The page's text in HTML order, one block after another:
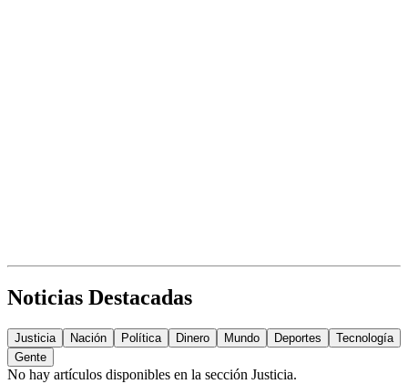
Noticias Destacadas
Justicia Nación Política Dinero Mundo Deportes
Tecnología
Gente
No hay artículos disponibles en la sección Justicia.